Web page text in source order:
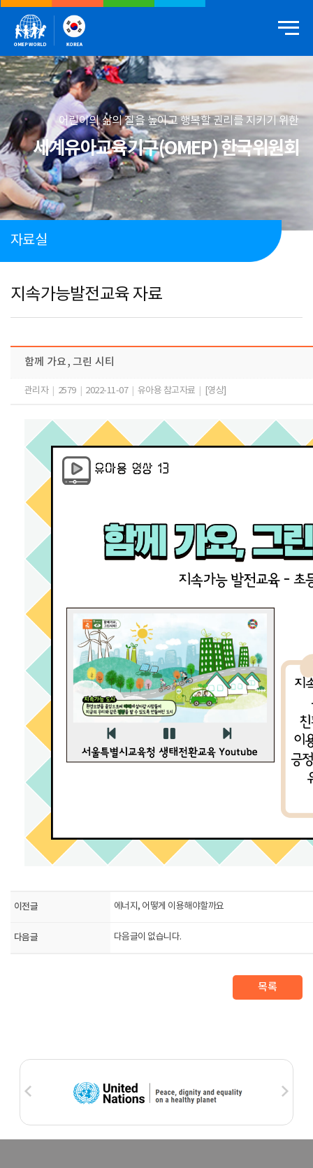
어린이의 삶의 질을 높이고 행복할 권리를 지키기 위한
세계유아교육기구(OMEP) 한국위원회
자료실
지속가능발전교육 자료
함께 가요, 그린 시티
관리자 2579 2022-11-07 유아용 참고자료 [영상]
이전글 에너지, 어떻게 이용해야할까요
다음글 다음글이 없습니다.
목록